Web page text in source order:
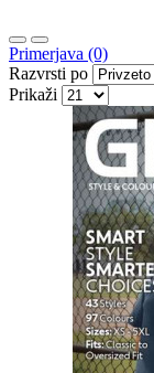
Primerjava (0)
Razvrsti po
Prikaži